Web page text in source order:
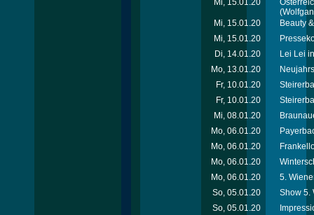
Mi, 15.01.20
Mi, 15.01.20
Beauty
Mi, 15.01.20
Di, 14.01.20
Lei Lei
Mo, 13.01.20
Fr, 10.01.20
Fr, 10.01.20
Mi, 08.01.20
Mo, 06.01.20
Mo, 06.01.20
Mo, 06.01.20
Mo, 06.01.20
5.
So, 05.01.20
Show 5.
So, 05.01.20